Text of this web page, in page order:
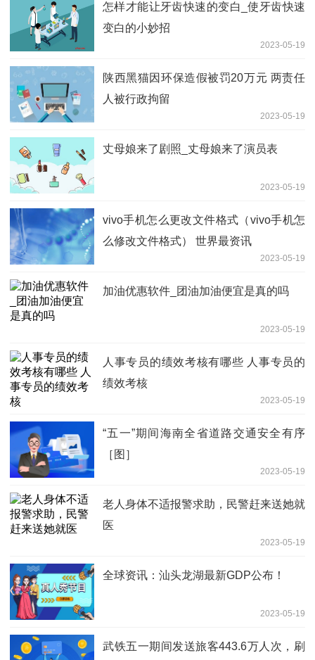
怎样才能让牙齿快速的变白_使牙齿快速
变白的小妙招
2023-05-19
陕西黑猫因环保造假被罚20万元 两责任
人被行政拘留
2023-05-19
丈母娘来了剧照_丈母娘来了演员表
2023-05-19
vivo手机怎么更改文件格式（vivo手机怎
么修改文件格式） 世界最资讯
2023-05-19
加油优惠软件_团油加油便宜是真的吗
2023-05-19
人事专员的绩效考核有哪些 人事专员的
绩效考核
2023-05-19
“五一”期间海南全省道路交通安全有序
［图］
2023-05-19
老人身体不适报警求助，民警赶来送她就
医
2023-05-19
全球资讯：汕头龙湖最新GDP公布！
2023-05-19
武铁五一期间发送旅客443.6万人次，刷